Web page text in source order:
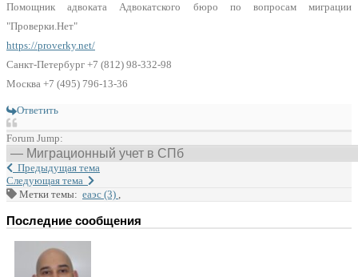
Помощник адвоката Адвокатского бюро по вопросам миграции
"Проверки.Нет"
https://proverky.net/
Санкт-Петербург +7 (812) 98-332-98
Москва +7 (495) 796-13-36
Ответить
Forum Jump:
Предыдущая тема
Следующая тема
Метки темы: еаэс (3) ,
Последние сообщения